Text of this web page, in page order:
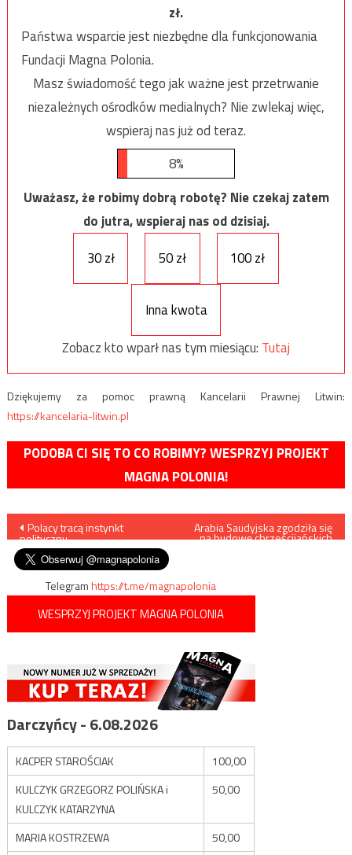
zł.
Państwa wsparcie jest niezbędne dla funkcjonowania
Fundacji Magna Polonia.
Masz świadomość tego jak ważne jest przetrwanie
niezależnych ośrodków medialnych? Nie zwlekaj więc,
wspieraj nas już od teraz.
8%
Uważasz, że robimy dobrą robotę? Nie czekaj zatem
do jutra, wspieraj nas od dzisiaj.
30 zł
50 zł 100 zł
Inna kwota
Zobacz kto wparł nas tym miesiącu: Tutaj
Dziękujemy za pomoc prawną Kancelarii Prawnej Litwin:
https://kancelaria-litwin.pl
PODOBA CI SIĘ TO CO ROBIMY? WESPRZYJ PROJEKT
MAGNA POLONIA!
Nawigacja
wpisu
Polacy tracą instynkt
polityczny
Arabia Saudyjska zgodziła się
na budowę chrześcijańskich
Telegramhttps://t.me/magnapolonia
WESPRZYJ PROJEKT MAGNA POLONIA
Darczyńcy - 6.08.2026
KACPER STAROŚCIAK
100,00
KULCZYK GRZEGORZ POLIŃSKA i
KULCZYK KATARZYNA
50,00
MARIA KOSTRZEWA 50,00